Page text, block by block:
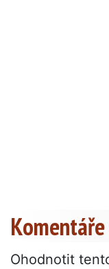
Komentáře
Ohodnotit